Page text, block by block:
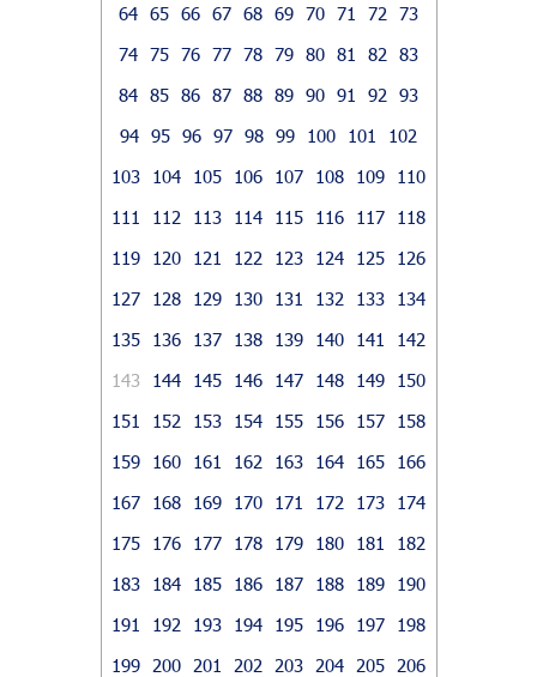
64 65 66 67 68 69 70 71 72
73
74 75 76 77 78 79 80 81 82
83
84 85 86 87 88 89 90 91 92
93
94 95 96 97 98 99 100 101
102
103
104 105 106 107 108 109
110
111
112 113 114 115 116 117
118
119
120 121 122 123 124 125
126
127
128 129 130 131 132 133
134
135
136 137 138 139 140 141
142
143
144 145 146 147 148 149
150
151
152 153 154 155 156 157
158
159
160 161 162 163 164 165
166
167
168 169 170 171 172 173
174
175
176 177 178 179 180 181
182
183
184 185 186 187 188 189
190
191
192 193 194 195 196 197
198
199
200 201 202 203 204 205
206